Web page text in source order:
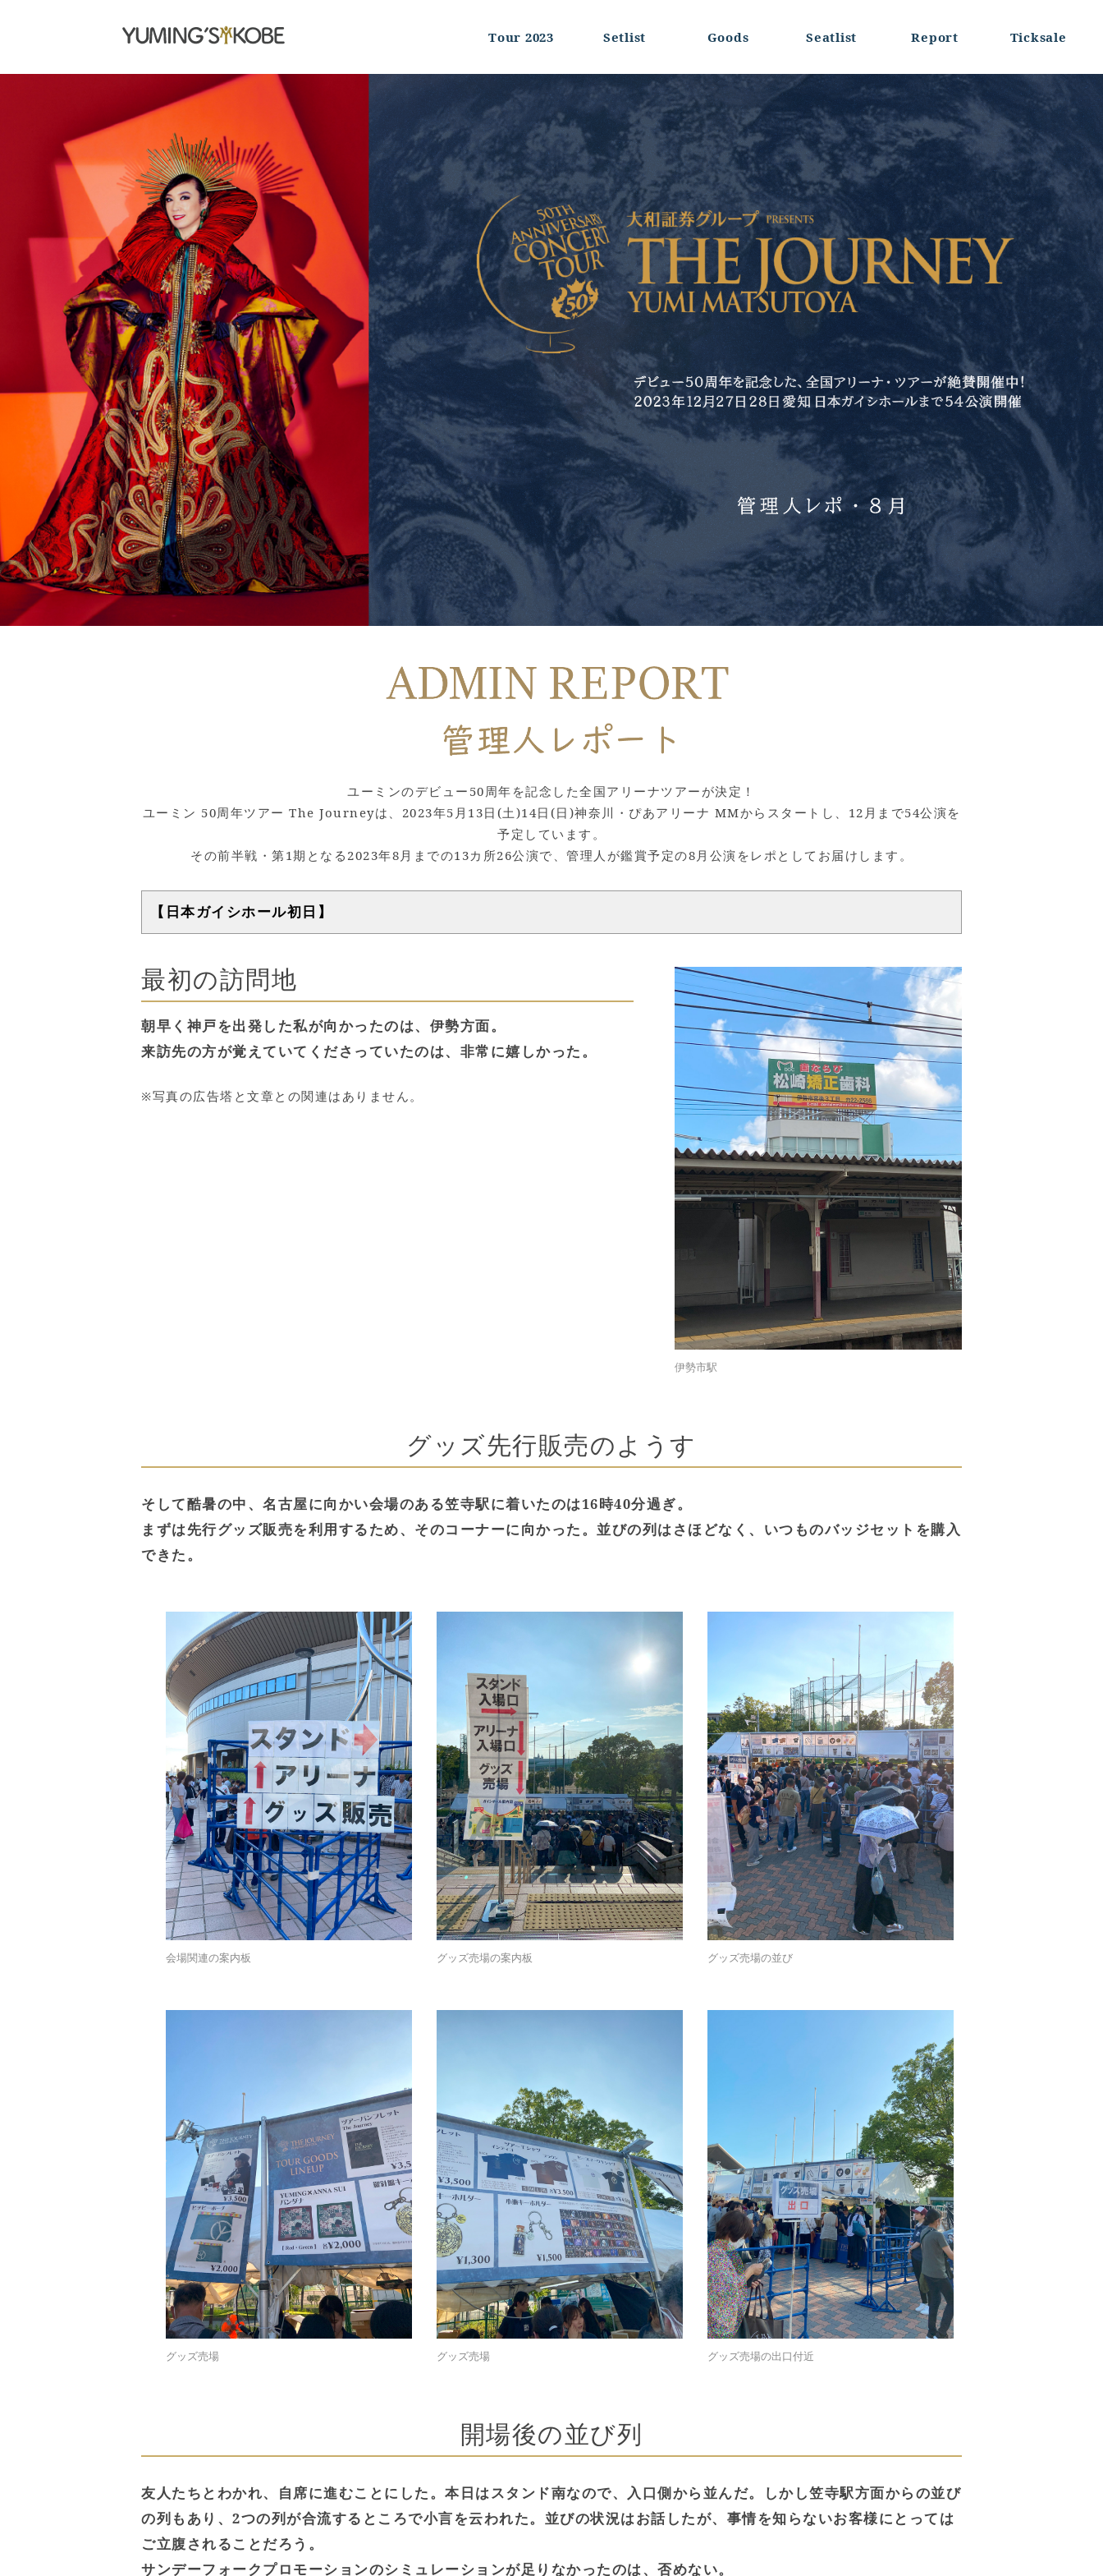
Tour 2023 Setlist Goods Seatlist Report Ticksale
ユーミンのデビュー50周年を記念した全国アリーナツアーが決定！
ユーミン 50周年ツアー The Journeyは、2023年5月13日(土)14日(日)神奈川・ぴあアリーナ MMからスタートし、12月まで54公演を
予定しています。
その前半戦・第1期となる2023年8月までの13カ所26公演で、管理人が鑑賞予定の8月公演をレポとしてお届けします。
【日本ガイシホール初日】
最初の訪問地
朝早く神戸を出発した私が向かったのは、伊勢方面。
来訪先の方が覚えていてくださっていたのは、非常に嬉しかった。
※写真の広告塔と文章との関連はありません。
伊勢市駅
グッズ先行販売のようす
そして酷暑の中、名古屋に向かい会場のある笠寺駅に着いたのは16時40分過ぎ。
まずは先行グッズ販売を利用するため、そのコーナーに向かった。並びの列はさほどなく、いつものバッジセットを購入
できた。
会場関連の案内板 グッズ売場の案内板 グッズ売場の並び
グッズ売場 グッズ売場 グッズ売場の出口付近
開場後の並び列
友人たちとわかれ、自席に進むことにした。本日はスタンド南なので、入口側から並んだ。しかし笠寺駅方面からの並び
の列もあり、2つの列が合流するところで小言を云われた。並びの状況はお話したが、事情を知らないお客様にとっては
ご立腹されることだろう。
サンデーフォークプロモーションのシミュレーションが足りなかったのは、否めない。